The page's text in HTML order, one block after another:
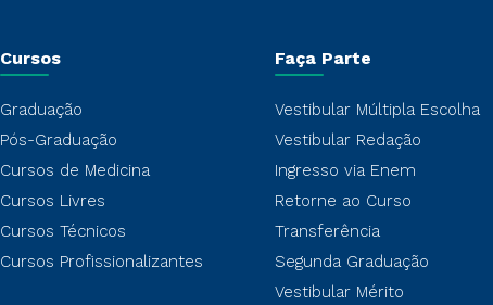
Cursos
Graduação
Pós-Graduação
Cursos de Medicina
Cursos Livres
Cursos Técnicos
Cursos Profissionalizantes
Faça Parte
Vestibular Múltipla Escolha
Vestibular Redação
Ingresso via Enem
Retorne ao Curso
Transferência
Segunda Graduação
Vestibular Mérito